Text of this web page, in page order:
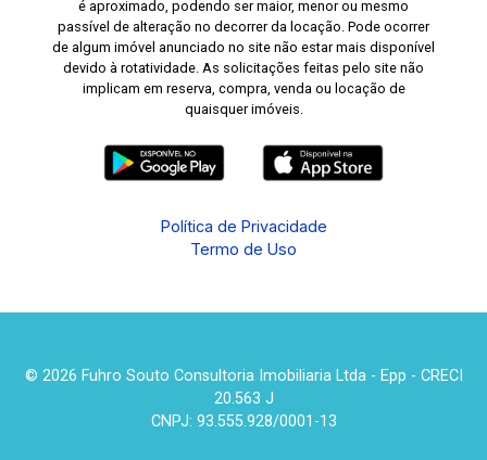
é aproximado, podendo ser maior, menor ou mesmo
passível de alteração no decorrer da locação. Pode ocorrer
de algum imóvel anunciado no site não estar mais disponível
devido à rotatividade. As solicitações feitas pelo site não
implicam em reserva, compra, venda ou locação de
quaisquer imóveis.
Política de Privacidade
Termo de Uso
© 2026 Fuhro Souto Consultoria Imobiliaria Ltda - Epp - CRECI
20.563 J
CNPJ: 93.555.928/0001-13